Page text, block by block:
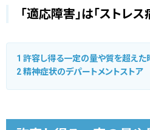
「適応障害」は「ストレス
1 許容し得る一定の量や質を超えた
2精神症状のデパートメントストア